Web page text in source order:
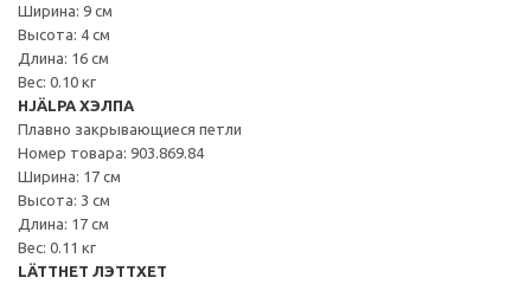
Ширина: 9 см
Высота: 4 см
Длина: 16 см
Вес: 0.10 кг
HJÄLPA ХЭЛПА
Плавно закрывающиеся петли
Номер товара: 903.869.84
Ширина: 17 см
Высота: 3 см
Длина: 17 см
Вес: 0.11 кг
LÄTTHET ЛЭТТХЕТ